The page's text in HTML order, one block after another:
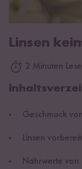
Linsen
2 Minuten
Geschmack
Linsen
Nährwerte von